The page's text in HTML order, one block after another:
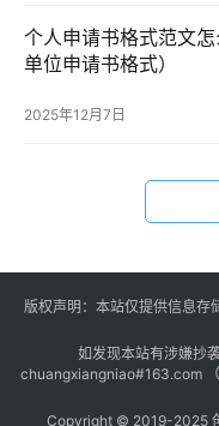
个人申请书格式范文
单位申请书格式）
2025年12月7日
版权声明：本站仅提供信息存
如发现本站有涉嫌抄
chuangxiangniao#163.com
Copyright © 2019-2025